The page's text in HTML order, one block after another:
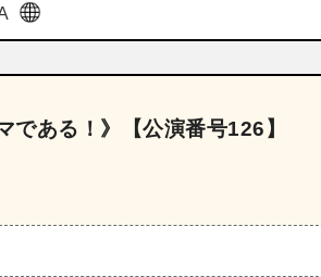
ある！》【公演番号126】